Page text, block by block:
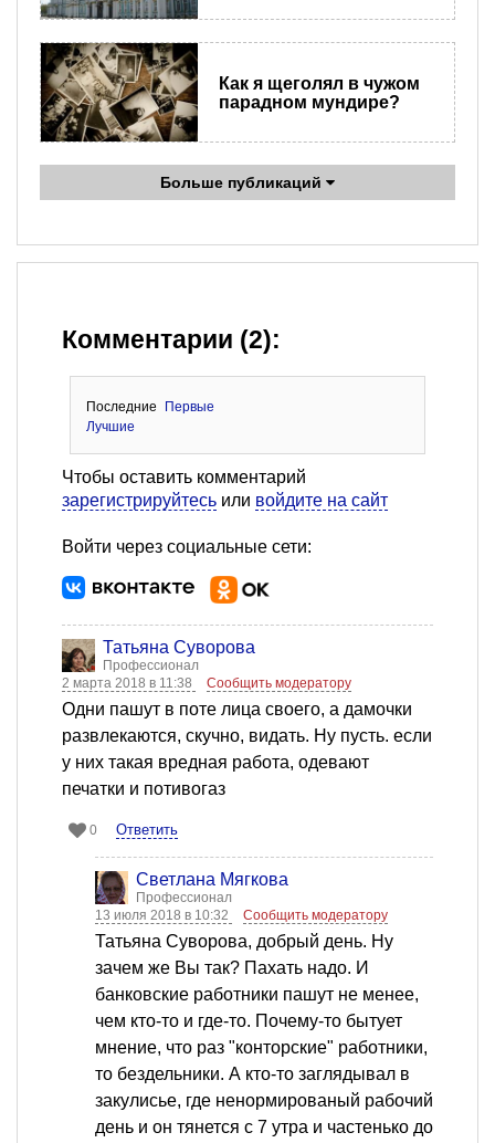
Как я щеголял в чужом
парадном мундире?
Больше публикаций
Комментарии (2):
Последние
Первые
Лучшие
Чтобы оставить комментарий
зарегистрируйтесь или войдите на сайт
Войти через социальные сети:
Татьяна Суворова
Профессионал
2 марта 2018 в 11:38
Сообщить модератору
Одни пашут в поте лица своего, а дамочки
развлекаются, скучно, видать. Ну пусть. если
у них такая вредная работа, одевают
печатки и потивогаз
0 Ответить
Светлана Мягкова
Профессионал
13 июля 2018 в 10:32
Сообщить модератору
Татьяна Суворова, добрый день. Ну
зачем же Вы так? Пахать надо. И
банковские работники пашут не менее,
чем кто-то и где-то. Почему-то бытует
мнение, что раз "конторские" работники,
то бездельники. А кто-то заглядывал в
закулисье, где ненормированый рабочий
день и он тянется с 7 утра и частенько до